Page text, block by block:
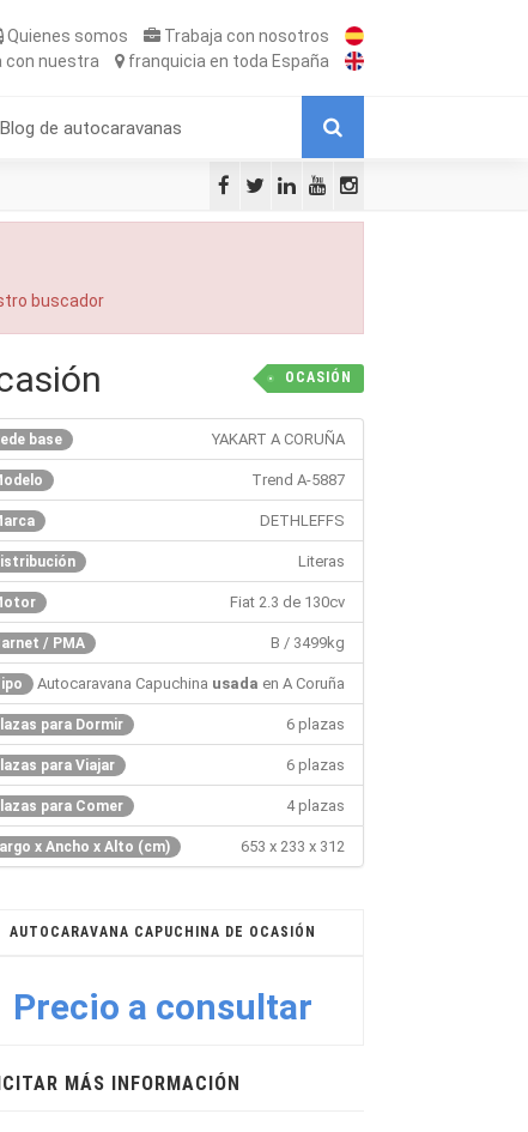
Quienes somos Trabaja con nosotros
con nuestra franquicia en toda España
Blog de autocaravanas
buscador
OCASIÓN
base YAKART A CORUÑA
Trend A-5887
DETHLEFFS
Literas
Fiat 2.3 de 130cv
/ PMA B / 3499kg
Autocaravana Capuchina usada en A Coruña
para Dormir 6 plazas
para Viajar 6 plazas
para Comer 4 plazas
x Ancho x Alto (cm) 653 x 233 x 312
AUTOCARAVANA CAPUCHINA DE OCASIÓN
Precio a consultar
MÁS INFORMACIÓN